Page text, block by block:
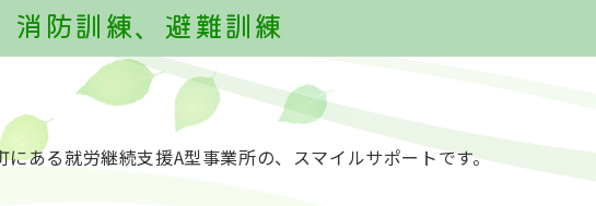
防訓練、避難訓練
にある就労継続支援A型事業所の、スマイルサポートです。